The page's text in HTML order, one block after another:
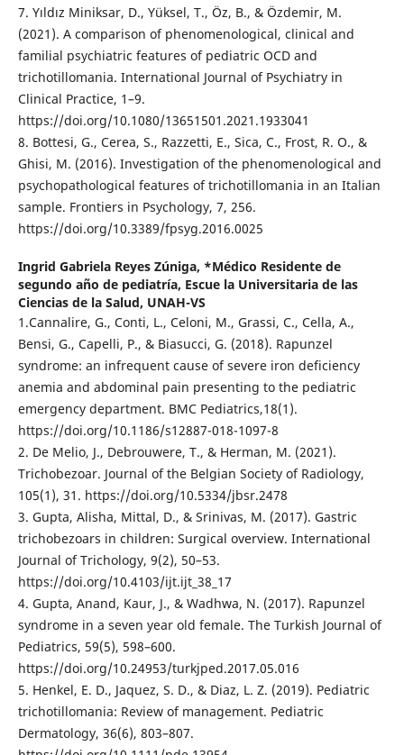
7. Yıldız Miniksar, D., Yüksel, T., Öz, B., & Özdemir, M.
(2021). A comparison of phenomenological, clinical and
familial psychiatric features of pediatric OCD and
trichotillomania. International Journal of Psychiatry in
Clinical Practice, 1–9.
https://doi.org/10.1080/13651501.2021.1933041
8. Bottesi, G., Cerea, S., Razzetti, E., Sica, C., Frost, R. O., &
Ghisi, M. (2016). Investigation of the phenomenological and
psychopathological features of trichotillomania in an Italian
sample. Frontiers in Psychology, 7, 256.
https://doi.org/10.3389/fpsyg.2016.0025
Ingrid Gabriela Reyes Zúniga, *Médico Residente de
segundo año de pediatría, Escue la Universitaria de las
Ciencias de la Salud, UNAH-VS
1.Cannalire, G., Conti, L., Celoni, M., Grassi, C., Cella, A.,
Bensi, G., Capelli, P., & Biasucci, G. (2018). Rapunzel
syndrome: an infrequent cause of severe iron deficiency
anemia and abdominal pain presenting to the pediatric
emergency department. BMC Pediatrics,18(1).
https://doi.org/10.1186/s12887-018-1097-8
2. De Melio, J., Debrouwere, T., & Herman, M. (2021).
Trichobezoar. Journal of the Belgian Society of Radiology,
105(1), 31. https://doi.org/10.5334/jbsr.2478
3. Gupta, Alisha, Mittal, D., & Srinivas, M. (2017). Gastric
trichobezoars in children: Surgical overview. International
Journal of Trichology, 9(2), 50–53.
https://doi.org/10.4103/ijt.ijt_38_17
4. Gupta, Anand, Kaur, J., & Wadhwa, N. (2017). Rapunzel
syndrome in a seven year old female. The Turkish Journal of
Pediatrics, 59(5), 598–600.
https://doi.org/10.24953/turkjped.2017.05.016
5. Henkel, E. D., Jaquez, S. D., & Diaz, L. Z. (2019). Pediatric
trichotillomania: Review of management. Pediatric
Dermatology, 36(6), 803–807.